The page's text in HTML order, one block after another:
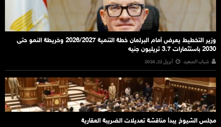
وزير التخطيط يعرض أمام البرلمان خطة التنمية 2026/2027 وخريطة النمو حتى
2030 باستثمارات 3.7 تريليون جنيه
شباب الصعيد أبريل 22, 2026
مجلس الشيوخ يبدأ مناقشة تعديلات الضريبة العقارية